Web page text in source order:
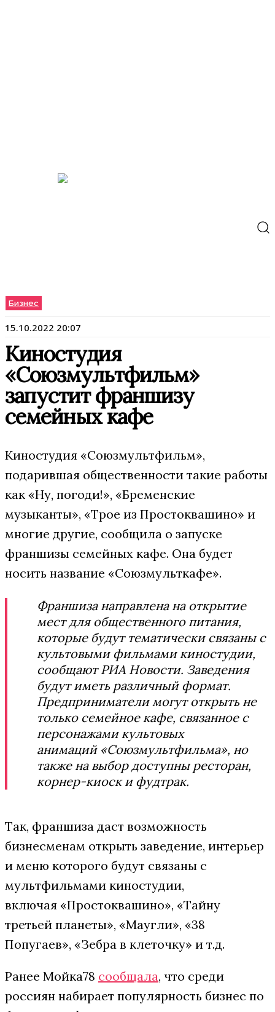
Бизнес
15.10.2022 20:07
Киностудия
«Союзмультфильм»
запустит франшизу
семейных кафе
Киностудия «Союзмультфильм»,
подарившая общественности такие работы
как «Ну, погоди!», «Бременские
музыканты», «Трое из Простоквашино» и
многие другие, сообщила о запуске
франшизы семейных кафе. Она будет
носить название «Союзмульткафе».
Франшиза направлена на открытие
мест для общественного питания,
которые будут тематически связаны с
культовыми фильмами киностудии,
сообщают РИА Новости. Заведения
будут иметь различный формат.
Предприниматели могут открыть не
только семейное кафе, связанное с
персонажами культовых
анимаций «Союзмультфильма», но
также на выбор доступны ресторан,
корнер-киоск и фудтрак.
Так, франшиза даст возможность
бизнесменам открыть заведение, интерьер
и меню которого будут связаны с
мультфильмами киностудии,
включая «Простоквашино», «Тайну
третьей планеты», «Маугли», «38
Попугаев», «Зебра в клеточку» и т.д.
Ранее Мойка78 сообщала, что среди
россиян набирает популярность бизнес по